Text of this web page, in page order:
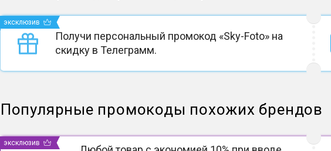
Получи персональный промокод «Sky-Foto» на
скидку в Телеграмм.
эксклюзив
Популярные промокоды похожих брендов
эксклюзив